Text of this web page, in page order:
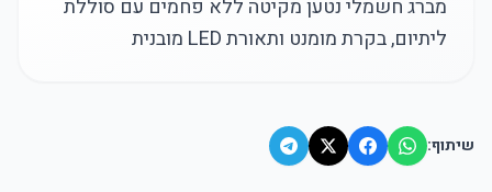
מברג חשמלי נטען מקיטה ללא פחמים עם סוללת
ליתיום, בקרת מומנט ותאורת LED מובנית
שיתוף: